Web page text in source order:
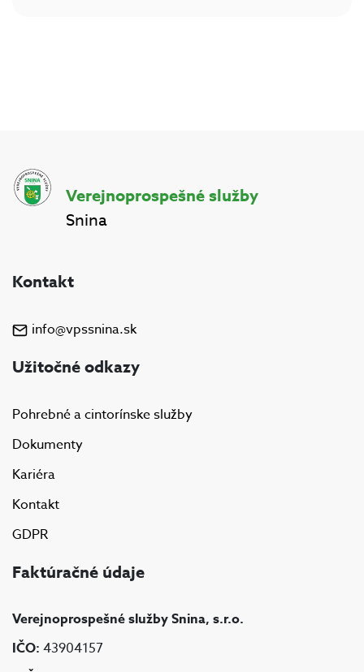
Verejnoprospešné služby
Snina
Kontakt
info@vpssnina.sk
Užitočné odkazy
Pohrebné a cintorínske služby
Dokumenty
Kariéra
Kontakt
GDPR
Faktúračné údaje
Verejnoprospešné služby Snina, s.r.o.
IČO: 43904157